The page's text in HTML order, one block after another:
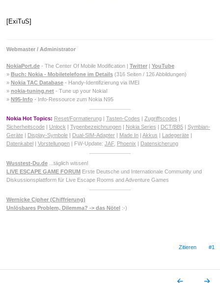
[ExiTuS]
Webmaster / Administrator
NokiaPort.de- The Center Of Mobile Modification | Twitter| YouTube
» Buch: Nokia - Mobiletelefone im Details(316 Seiten / 126 Abbildungen)
» Nokia TAC Database- Handy-Identifizierung via IMEI
» nokia-tuning.net- Tune up your Nokia!
» N95-Info - Info-Ressource zum Nokia N95
Nokia Hot Topics: Reset/Formatierung| Tasten-Codes Zugriffscodes
Sicherheitscode| Unlock Typenbezeichnungen| Nokia Series DCT/BB5| Symbian-
Geräte| Display-Symbole| Dual-SIM-Adapter| Made In| Akkus Ladegeräte|
Datenkabel
Vorstellungen| FW-Update: JAF, Phoenix Datensicherung
Wusstest-Du.de...täglich wissen!
LIVE ESCAPE GAME FORUMErste Deutsche und Internationale Community und
Diskussionsplattform für Live Escape Rooms and Adventure Games
Wernicke Cipher (Chiffrierung)
Unlösbares Problem, Dilemma? -> das Nötel:-)
Zitieren #1